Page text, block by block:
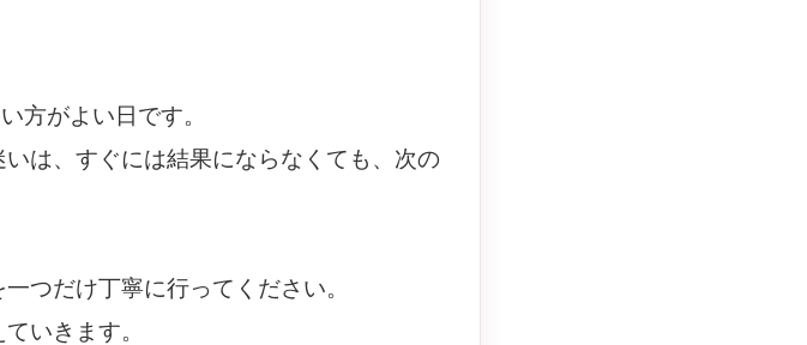
方がよい日です。
は、すぐには結果にならなくても、次の
つだけ丁寧に行ってください。
いきます。